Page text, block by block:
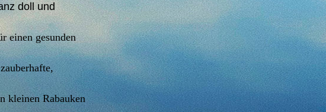
doll und
einen gesunden
kleinen Rabauken